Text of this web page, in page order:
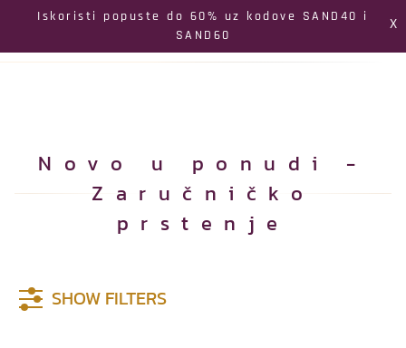
Iskoristi popuste do 60% uz kodove SAND40 i
SAND60
X
Izbornik
Profil Pretraga
Novo u ponudi -
Zaručničko
prstenje
SHOW FILTERS